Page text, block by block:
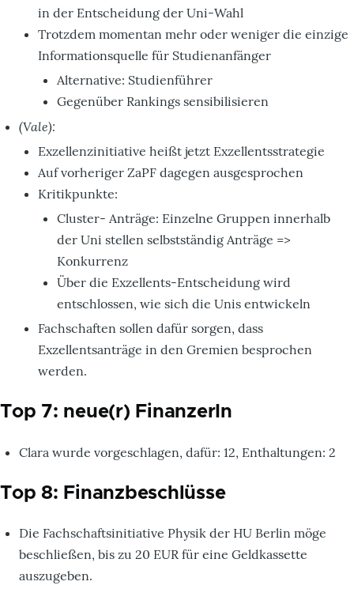
in der Entscheidung der Uni-Wahl
Trotzdem momentan mehr oder weniger die einzige
Informationsquelle für Studienanfänger
Alternative: Studienführer
Gegenüber Rankings sensibilisieren
(Vale):
Exzellenzinitiative heißt jetzt Exzellentsstrategie
Auf vorheriger ZaPF dagegen ausgesprochen
Kritikpunkte:
Cluster- Anträge: Einzelne Gruppen innerhalb
der Uni stellen selbstständig Anträge =>
Konkurrenz
Über die Exzellents-Entscheidung wird
entschlossen, wie sich die Unis entwickeln
Fachschaften sollen dafür sorgen, dass
Exzellentsanträge in den Gremien besprochen
werden.
Top 7: neue(r) FinanzerIn
Clara wurde vorgeschlagen, dafür: 12, Enthaltungen: 2
Top 8: Finanzbeschlüsse
Die Fachschaftsinitiative Physik der HU Berlin möge
beschließen, bis zu 20 EUR für eine Geldkassette
auszugeben.